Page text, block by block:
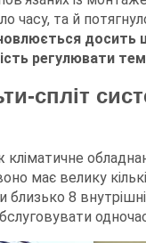
часу, та й
регулювати
спліт
має велику
8